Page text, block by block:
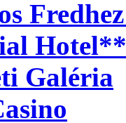
Galéria